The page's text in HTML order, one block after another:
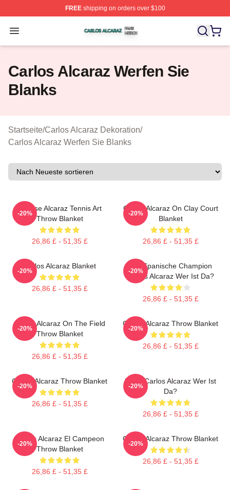
FREEshipping on orders over $100
Open menu
Carlos Alcaraz Shop ⚡️ Officially Licensed Carlos
Carlos Alcaraz Werfen Sie
Blanks
Startseite/Carlos Alcaraz Dekoration/
Carlos Alcaraz Werfen Sie Blanks
Intense Alcaraz Tennis Art
Throw Blanket
26,86 £ - 51,35 £
-20%
Carlos Alcaraz On Clay Court
Blanket
26,86 £ - 51,35 £
-20%
Carlos Alcaraz Blanket
26,86 £ - 51,35 £
-20%
Der Spanische Champion
Carlos Alcaraz Wer Ist Da?
26,86 £ - 51,35 £
-20%
Carlos Alcaraz On The Field
Throw Blanket
26,86 £ - 51,35 £
-20%
Carloz Alcaraz Throw Blanket
26,86 £ - 51,35 £
-20%
Carlos Alcaraz Throw Blanket
26,86 £ - 51,35 £
-20%
Tenis Carlos Alcaraz Wer Ist
Da?
26,86 £ - 51,35 £
-20%
Carlos Alcaraz El Campeon
Throw Blanket
26,86 £ - 51,35 £
-20%
Carlos Alcaraz Throw Blanket
26,86 £ - 51,35 £
-20%